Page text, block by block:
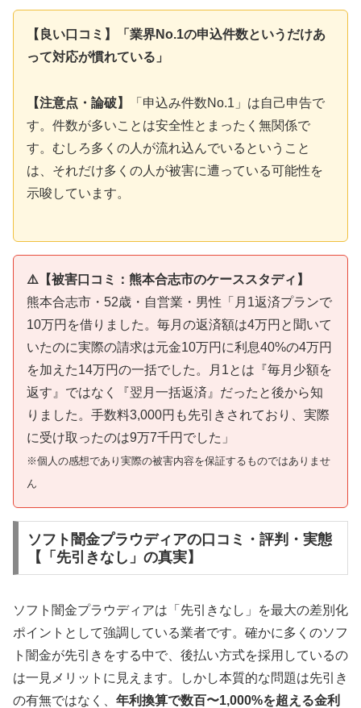
【良い口コミ】「業界No.1の申込件数というだけあ
って対応が慣れている」
【注意点・論破】
「申込み件数No.1」は自己申告で
す。件数が多いことは安全性とまったく無関係で
す。むしろ多くの人が流れ込んでいるということ
は、それだけ多くの人が被害に遭っている可能性を
示唆しています。
⚠️【被害口コミ：熊本合志市のケーススタディ】
熊本合志市・52歳・自営業・男性「月1返済プランで
10万円を借りました。毎月の返済額は4万円と聞いて
いたのに実際の請求は元金10万円に利息40%の4万円
を加えた14万円の一括でした。月1とは『毎月少額を
返す』ではなく『翌月一括返済』だったと後から知
りました。手数料3,000円も先引きされており、実際
に受け取ったのは9万7千円でした」
※個人の感想であり実際の被害内容を保証するものではありませ
ん
ソフト闇金プラウディアの口コミ・評判・実態
【「先引きなし」の真実】
ソフト闇金プラウディアは「先引きなし」を最大の差別化
ポイントとして強調している業者です。確かに多くのソフ
ト闇金が先引きをする中で、後払い方式を採用しているの
は一見メリットに見えます。しかし本質的な問題は先引き
の有無ではなく、 年利換算で数百〜1,000%を超える金利